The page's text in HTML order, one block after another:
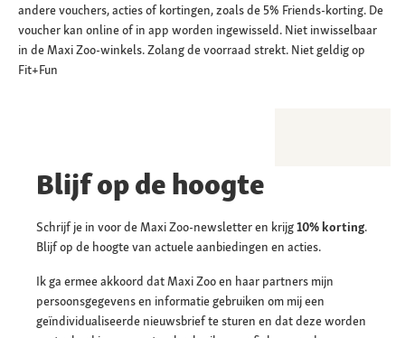
andere vouchers, acties of kortingen, zoals de 5% Friends-korting. De
voucher kan online of in app worden ingewisseld. Niet inwisselbaar
in de Maxi Zoo-winkels. Zolang de voorraad strekt. Niet geldig op
Fit+Fun
Blijf op de hoogte
Schrijf je in voor de Maxi Zoo-newsletter en krijg10% korting.
Blijf op de hoogte van actuele aanbiedingen en acties.
Ik ga ermee akkoord dat Maxi Zoo en haar partners mijn
persoonsgegevens en informatie gebruiken om mij een
geïndividualiseerde nieuwsbrief te sturen en dat deze worden